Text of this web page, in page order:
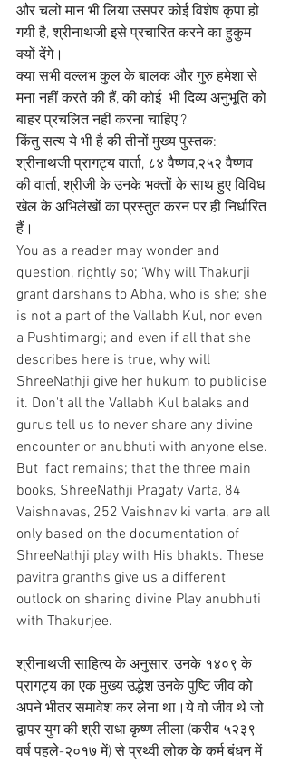
और चलो मान भी लिया उसपर कोई विशेष कृपा हो
गयी है, श्रीनाथजी इसे प्रचारित करने का हुकुम
क्यों देंगे।
क्या सभी वल्लभ कुल के बालक और गुरु हमेशा से
मना नहीं करते की हैं, की कोई  भी दिव्य अनुभूति को
बाहर प्रचलित नहीं करना चाहिए’?
किंतु सत्य ये भी है की तीनों मुख्य पुस्तक:
श्रीनाथजी प्रागट्य वार्ता, ८४ वैष्णव,२५२ वैष्णव
की वार्ता, श्रीजी के उनके भक्तों के साथ हुए विविध
खेल के अभिलेखों का प्रस्तुत करन पर ही निर्धारित
हैं।
You as a reader may wonder and
question, rightly so; ‘Why will Thakurji
grant darshans to Abha, who is she; she
is not a part of the Vallabh Kul, nor even
a Pushtimargi; and even if all that she
describes here is true, why will
ShreeNathji give her hukum to publicise
it. Don't all the Vallabh Kul balaks and
gurus tell us to never share any divine
encounter or anubhuti with anyone else.
But  fact remains; that the three main
books, ShreeNathji Pragaty Varta, 84
Vaishnavas, 252 Vaishnav ki varta, are all
only based on the documentation of
ShreeNathji play with His bhakts. These
pavitra granths give us a different
outlook on sharing divine Play anubhuti
with Thakurjee.
श्रीनाथजी साहित्य के अनुसार, उनके १४०९ के
प्रागट्य का एक मुख्य उद्धेश उनके पुष्टि जीव को
अपने भीतर समावेश कर लेना था।ये वो जीव थे जो
द्वापर युग की श्री राधा कृष्ण लीला (करीब ५२३९
वर्ष पहले-२०१७ में) से प्रथ्वी लोक के कर्म बंधन में